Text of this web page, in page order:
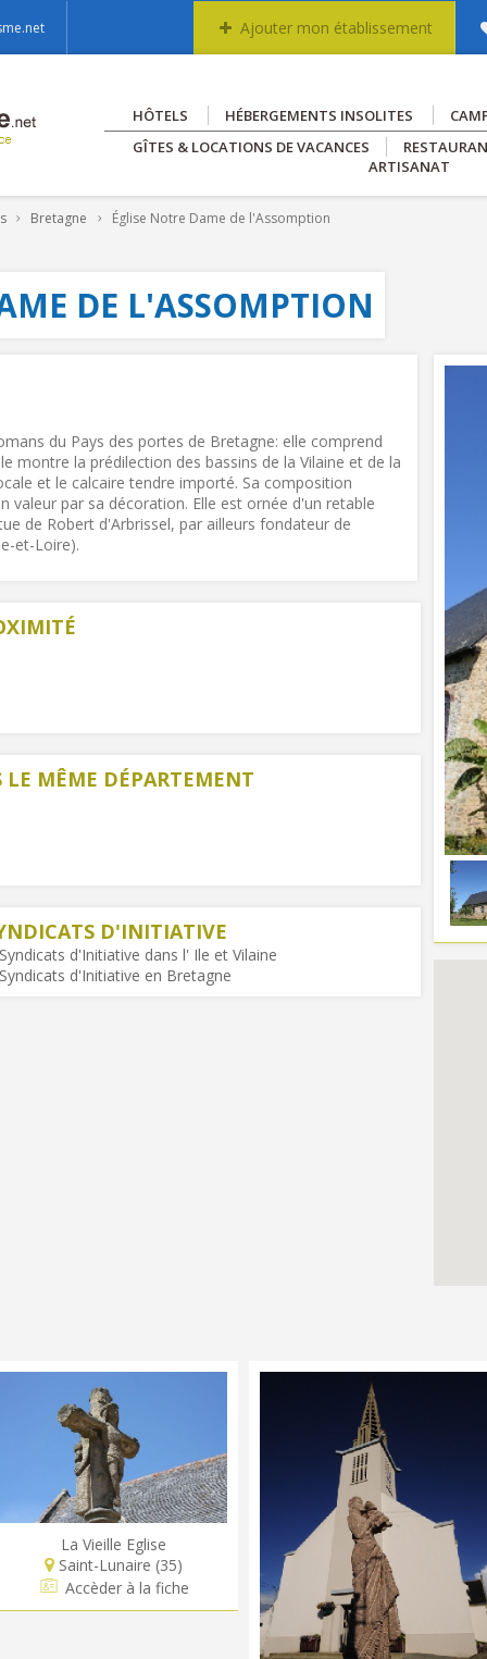
Ajouter mon établissement
HÔTELS HÉBERGEMENTS INSOLITES
GÎTES & LOCATIONS DE VACANCES
ARTISANAT
Bretagne Église Notre Dame de l'Assomption
DE L'ASSOMPTION
du Pays des portes de Bretagne: elle comprend
montre la prédilection des bassins de la Vilaine et de la
et le calcaire tendre importé. Sa composition
valeur par sa décoration. Elle est ornée d'un retable
de Robert d'Arbrissel, par ailleurs fondateur de
et-Loire).
LE MÊME DÉPARTEMENT
D'INITIATIVE
d'Initiative dans l' Ile et Vilaine
d'Initiative en Bretagne
La Vieille Eglise
Saint-Lunaire (35)
Accèder à la fiche